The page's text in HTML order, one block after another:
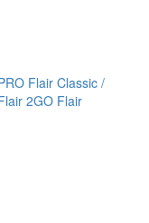
Flair Classic /
2GO Flair